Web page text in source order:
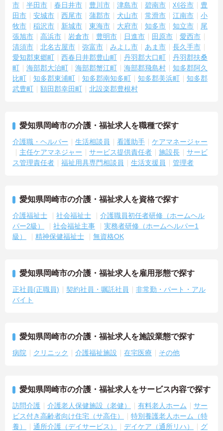
【明確な評価制度と手厚いサポート体制】
・独自の社内認定資格制度がありスキルアップが評価に直結します
・明確な人事評価基準に基づき副所長や所長へのキャリアパスがあ
ります
・入社後のOJTや毎月のコンディションチェックなどサポートが手
厚いです
市
半田市 春日井市 豊川市 津島市 碧南市 刈谷市
豊
田市
安城市 西尾市 蒲郡市 犬山市 常滑市 江南市
小
牧市
稲沢市 新城市 東海市 大府市 知多市 知立市
尾
張旭市
高浜市 岩倉市 豊明市 日進市 田原市
愛西市
清須市
北名古屋市 弥富市 みよし市 あま市
長久手市
愛知郡東郷町
西春日井郡豊山町 丹羽郡大口町
丹羽郡扶桑
町
海部郡大治町 海部郡蟹江町 海部郡飛島村
知多郡阿久
比町
知多郡東浦町 知多郡南知多町 知多郡美浜町
知多郡
武豊町
額田郡幸田町 北設楽郡豊根村
愛知県岡崎市の介護・福祉求人を職種で探す
介護職・ヘルパー 生活相談員 看護助手
ケアマネージャー
主任ケアマネジャー
サービス提供責任者 施設長
サービ
ス管理責任者
福祉用具専門相談員 生活支援員 管理者
愛知県岡崎市の介護・福祉求人を資格で探す
介護福祉士 社会福祉士
介護職員初任者研修（ホームヘル
パー2級）
社会福祉主事
実務者研修（ホームヘルパー1
級）
精神保健福祉士 無資格OK
愛知県岡崎市の介護・福祉求人を雇用形態で探す
正社員(正職員) 契約社員・嘱託社員
非常勤・パート・アル
バイト
愛知県岡崎市の介護・福祉求人を施設業態で探す
病院 クリニック 介護福祉施設 在宅医療 その他
愛知県岡崎市の介護・福祉求人をサービス内容で探す
訪問介護 介護老人保健施設（老健） 有料老人ホーム
サー
ビス付き高齢者向け住宅（サ高住）
特別養護老人ホーム（特
養）
通所介護（デイサービス） デイケア（通所リハ）
グ